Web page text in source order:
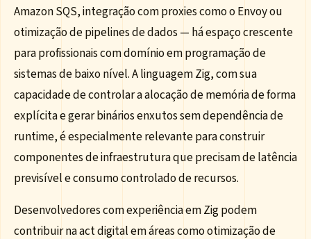
Amazon SQS, integração com proxies como o Envoy ou
otimização de pipelines de dados — há espaço crescente
para profissionais com domínio em programação de
sistemas de baixo nível. A linguagem Zig, com sua
capacidade de controlar a alocação de memória de forma
explícita e gerar binários enxutos sem dependência de
runtime, é especialmente relevante para construir
componentes de infraestrutura que precisam de latência
previsível e consumo controlado de recursos.
Desenvolvedores com experiência em Zig podem
contribuir na act digital em áreas como otimização de